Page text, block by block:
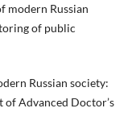
modern Russian
of public
Russian society:
of Advanced Doctor’s